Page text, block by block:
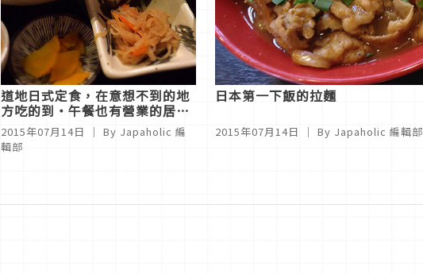
道地日式定食，在意想不到的地
方吃的到‧午餐也有營業的居酒
屋
2015年07月14日 ｜ By Japaholic 編
輯部
日本第一下飯的拉麵
2015年07月14日 ｜ By Japaholic 編輯部